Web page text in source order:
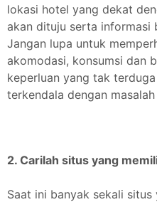
lokasi hotel yang dekat
akan dituju serta informasi
Jangan lupa untuk
akomodasi, konsumsi dan
keperluan yang tak
terkendala dengan
2. Carilah situs yang
Saat ini banyak sekali situs